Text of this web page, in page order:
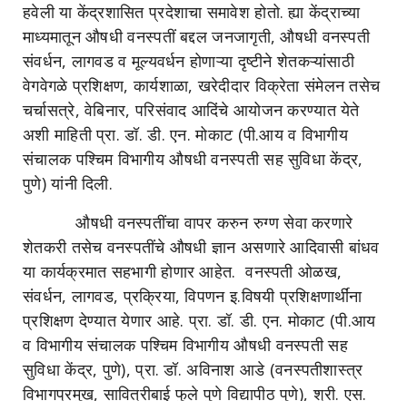
हवेली या केंद्रशासित प्रदेशाचा समावेश होतो. ह्या केंद्राच्या
माध्यमातून औषधी वनस्पतीं बद्दल जनजागृती, औषधी वनस्पती
संवर्धन, लागवड व मूल्यवर्धन होणाऱ्या दृष्टीने शेतकऱ्यांसाठी
वेगवेगळे प्रशिक्षण, कार्यशाळा, खरेदीदार विक्रेता संमेलन तसेच
चर्चासत्रे, वेबिनार, परिसंवाद आदिंचे आयोजन करण्यात येते
अशी माहिती प्रा. डॉ. डी. एन. मोकाट (पी.आय व विभागीय
संचालक पश्चिम विभागीय औषधी वनस्पती सह सुविधा केंद्र,
पुणे) यांनी दिली.
औषधी वनस्पतींचा वापर करुन रुग्ण सेवा करणारे
शेतकरी तसेच वनस्पतींचे औषधी ज्ञान असणारे आदिवासी बांधव
या कार्यक्रमात सहभागी होणार आहेत. वनस्पती ओळख,
संवर्धन, लागवड, प्रक्रिया, विपणन इ.विषयी प्रशिक्षणार्थींना
प्रशिक्षण देण्यात येणार आहे. प्रा. डॉ. डी. एन. मोकाट (पी.आय
व विभागीय संचालक पश्चिम विभागीय औषधी वनस्पती सह
सुविधा केंद्र, पुणे), प्रा. डॉ. अविनाश आडे (वनस्पतीशास्त्र
विभागप्रमुख, सावित्रीबाई फुले पुणे विद्यापीठ पुणे), श्री. एस.